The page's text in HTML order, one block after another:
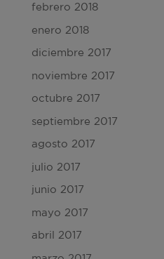
febrero 2018
enero 2018
diciembre 2017
noviembre 2017
octubre 2017
septiembre 2017
agosto 2017
julio 2017
junio 2017
mayo 2017
abril 2017